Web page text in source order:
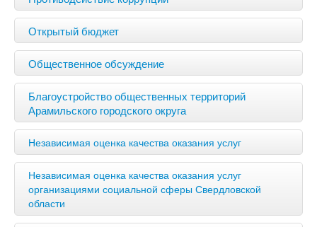
Открытый бюджет
Общественное обсуждение
Благоустройство общественных территорий
Арамильского городского округа
Независимая оценка качества оказания услуг
Независимая оценка качества оказания услуг
организациями социальной сферы Свердловской
области